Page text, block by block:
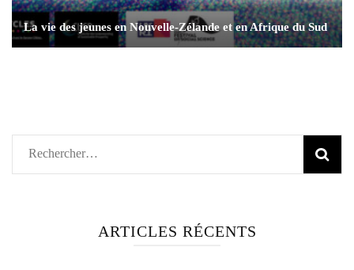
La vie des jeunes en Nouvelle-Zélande et en Afrique du Sud
Rechercher :
ARTICLES RÉCENTS